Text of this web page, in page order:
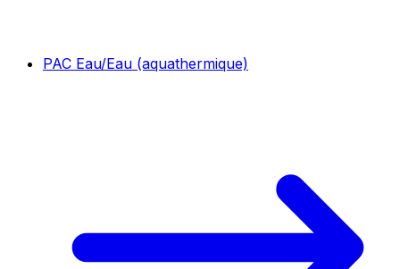
PAC Eau/Eau (aquathermique)